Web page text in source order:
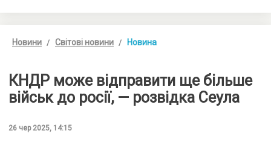
Новини Світові новини Новина
КНДР може відправити ще більше
військ до росії, — розвідка Сеула
26 чер 2025, 14:15